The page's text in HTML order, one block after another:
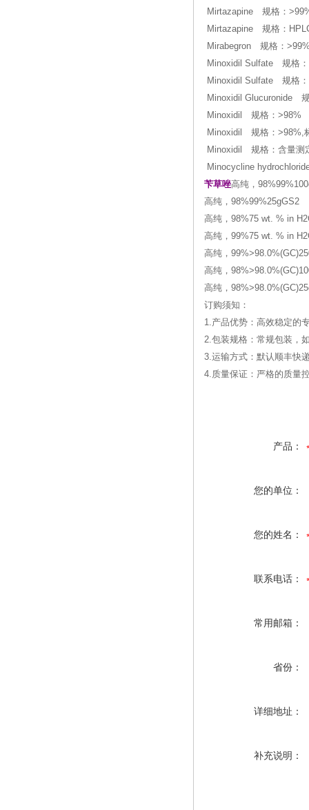
Mirtazapine 规格：
Mirtazapine 规格：
Mirabegron 规格：
Minoxidil Sulfate 规格
Minoxidil Sulfate 规格
Minoxidil Glucuronide
Minoxidil 规格：>98%
Minoxidil 规格：>98%,
Minoxidil 规格：含量测
Minocycline
苄草唑高纯，
高纯，98%99%25gGS2
高纯，98%75 wt. % in
高纯，99%75 wt. % in
高纯，
高纯，
高纯，
订购须知：
1.产品优势：高效稳定的
2.包装规格：常规包装，
3.运输方式：默认顺丰快
4.质量保证：严格的质量
产品：
您的单位：
您的姓名：
联系电话：
常用邮箱：
省份：
详细地址：
补充说明：